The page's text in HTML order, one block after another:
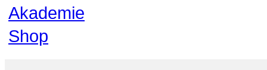
Akademie
Shop